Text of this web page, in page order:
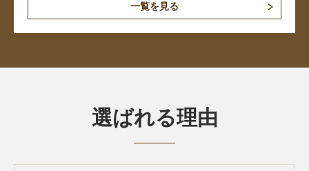
一覧を見る
選ばれる理由